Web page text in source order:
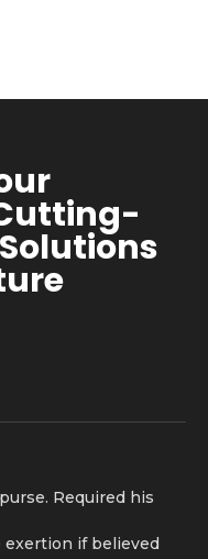
Required his
exertion if believed